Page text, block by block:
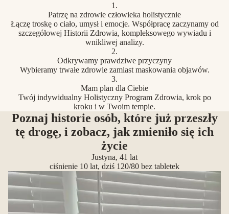
1.
Patrzę na zdrowie człowieka holistycznie
Łączę troskę o ciało, umysł i emocje. Współpracę zaczynamy od
szczegółowej Historii Zdrowia, kompleksowego wywiadu i
wnikliwej analizy.
2.
Odkrywamy prawdziwe przyczyny
Wybieramy trwałe zdrowie zamiast maskowania objawów.
3.
Mam plan dla Ciebie
Twój indywidualny Holistyczny Program Zdrowia, krok po
kroku i w Twoim tempie.
Poznaj historie osób, które już przeszły
tę drogę, i zobacz, jak zmieniło się ich
życie
Justyna, 41 lat
ciśnienie 10 lat, dziś 120/80 bez tabletek